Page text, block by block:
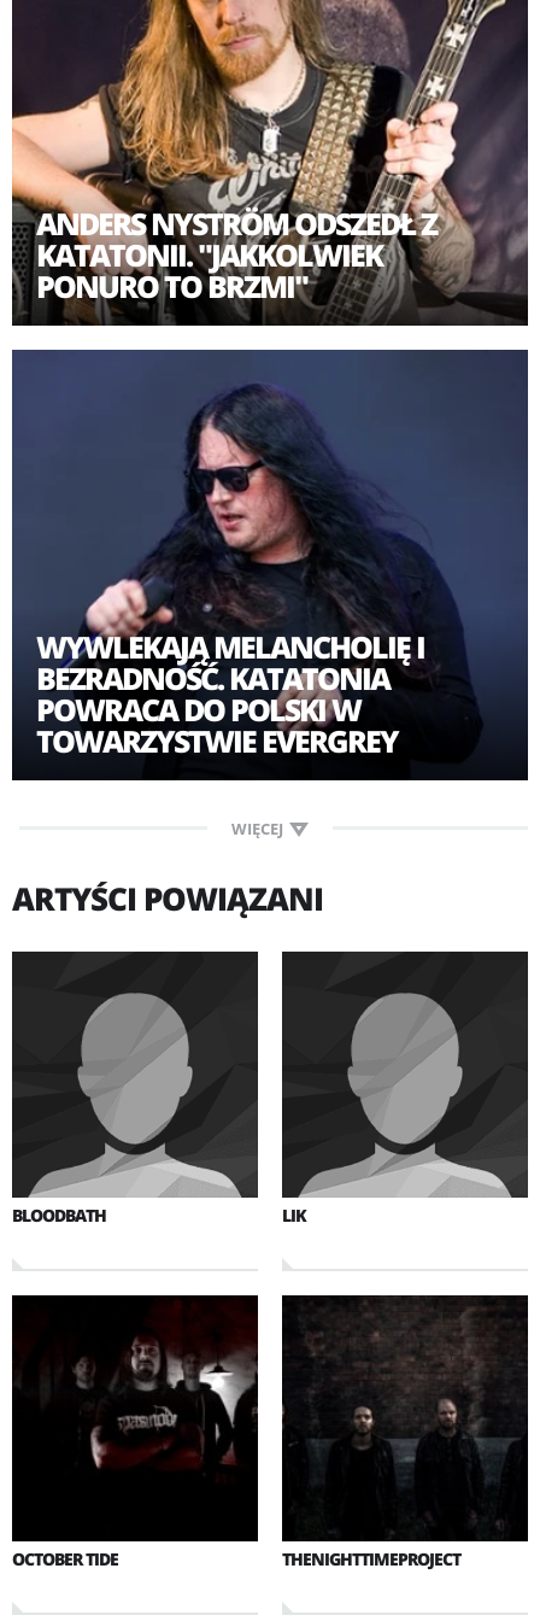
ANDERS NYSTRÖM ODSZEDŁ Z
KATATONII. "JAKKOLWIEK
PONURO TO BRZMI"
WYWLEKAJĄ MELANCHOLIĘ I
BEZRADNOŚĆ. KATATONIA
POWRACA DO POLSKI W
TOWARZYSTWIE EVERGREY
WIĘCEJ
ARTYŚCI POWIĄZANI
BLOODBATH LIK
OCTOBER TIDE THENIGHTTIMEPROJECT